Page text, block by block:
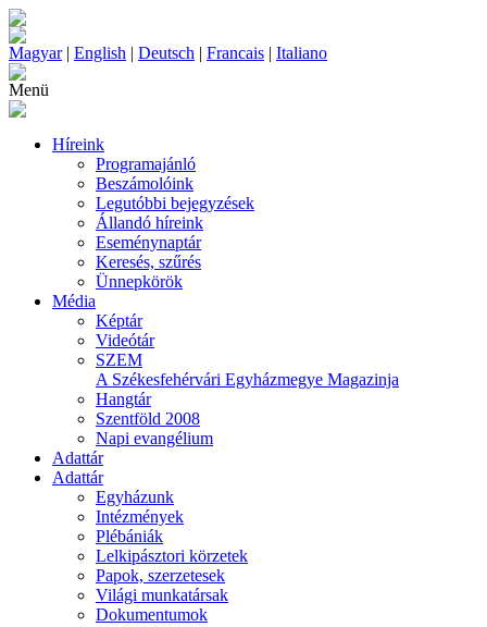
Magyar| English | Deutsch | Francais | Italiano
Menü
Híreink
Programajánló
Beszámolóink
Legutóbbi bejegyzések
Állandó híreink
Eseménynaptár
Keresés, szűrés
Ünnepkörök
Média
Képtár
Videótár
SZEM
A Székesfehérvári Egyházmegye Magazinja
Hangtár
Szentföld 2008
Napi evangélium
Adattár
Adattár
Egyházunk
Intézmények
Plébániák
Lelkipásztori körzetek
Papok, szerzetesek
Világi munkatársak
Dokumentumok